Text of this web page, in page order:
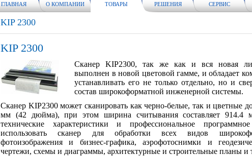
ГЛАВНАЯ О КОМПАНИИ ТОВАРЫ РЕШЕНИЯ СЕРВИС
KIP 2300
KIP 2300
Сканер KIP2300, так же как и вся новая
выполнен в новой цветовой гамме, и обладает
устанавливать его не только отдельно, но и
состав широкоформатной инженерной системы.
Сканер KIP2300 может сканировать как черно-белые, так и цветные
мм (42 дюйма), при этом ширина считывания составляет
технические характеристики и профессиональное
использовать сканер для обработки всех видов
фотоизображения и бизнес-графика, аэрофотоснимки и
чертежи, схемы и диаграммы, архитектурные и строительные планы и